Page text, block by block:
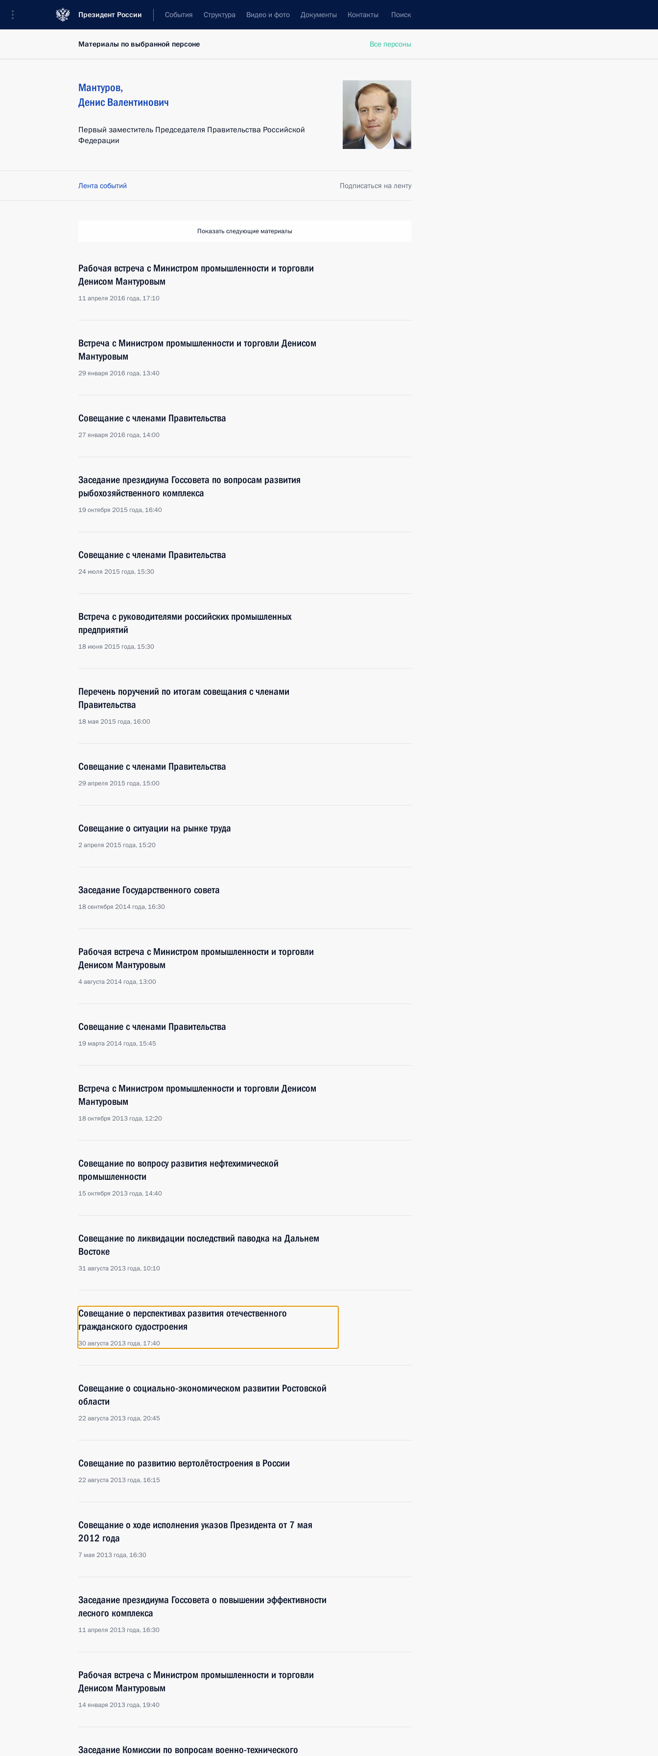
Президент России События Структура Видео и фото Документы Контакты Поиск
Все персоны
Материалы по выбранной персоне
Мантуров,
Денис Валентинович
Первый заместитель Председателя Правительства Российской
Федерации
Лента событий Подписаться на ленту
Показать следующие материалы
Рабочая встреча с Министром промышленности и торговли
Денисом Мантуровым
11 апреля 2016 года, 17:10
Встреча с Министром промышленности и торговли Денисом
Мантуровым
29 января 2016 года, 13:40
Совещание с членами Правительства
27 января 2016 года, 14:00
Заседание президиума Госсовета по вопросам развития
рыбохозяйственного комплекса
19 октября 2015 года, 16:40
Совещание с членами Правительства
24 июля 2015 года, 15:30
Встреча с руководителями российских промышленных
предприятий
18 июня 2015 года, 15:30
Перечень поручений по итогам совещания с членами
Правительства
18 мая 2015 года, 16:00
Совещание с членами Правительства
29 апреля 2015 года, 15:00
Совещание о ситуации на рынке труда
2 апреля 2015 года, 15:20
Заседание Государственного совета
18 сентября 2014 года, 16:30
Рабочая встреча с Министром промышленности и торговли
Денисом Мантуровым
4 августа 2014 года, 13:00
Совещание с членами Правительства
19 марта 2014 года, 15:45
Встреча с Министром промышленности и торговли Денисом
Мантуровым
18 октября 2013 года, 12:20
Совещание по вопросу развития нефтехимической
промышленности
15 октября 2013 года, 14:40
Совещание по ликвидации последствий паводка на Дальнем
Востоке
31 августа 2013 года, 10:10
Совещание о перспективах развития отечественного
гражданского судостроения
30 августа 2013 года, 17:40
Совещание о социально-экономическом развитии Ростовской
области
22 августа 2013 года, 20:45
Совещание по развитию вертолётостроения в России
22 августа 2013 года, 16:15
Совещание о ходе исполнения указов Президента от 7 мая
2012 года
7 мая 2013 года, 16:30
Заседание президиума Госсовета о повышении эффективности
лесного комплекса
11 апреля 2013 года, 16:30
Рабочая встреча с Министром промышленности и торговли
Денисом Мантуровым
14 января 2013 года, 19:40
Заседание Комиссии по вопросам военно-технического